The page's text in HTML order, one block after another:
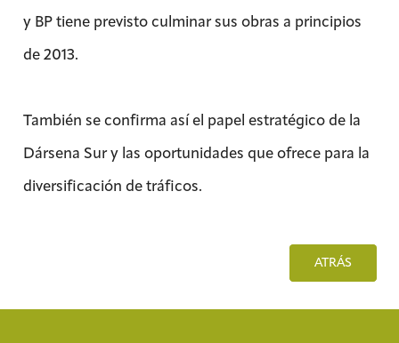
y BP tiene previsto culminar sus obras a principios
de 2013.
También se confirma así el papel estratégico de la
Dársena Sur y las oportunidades que ofrece para la
diversificación de tráficos.
ATRÁS